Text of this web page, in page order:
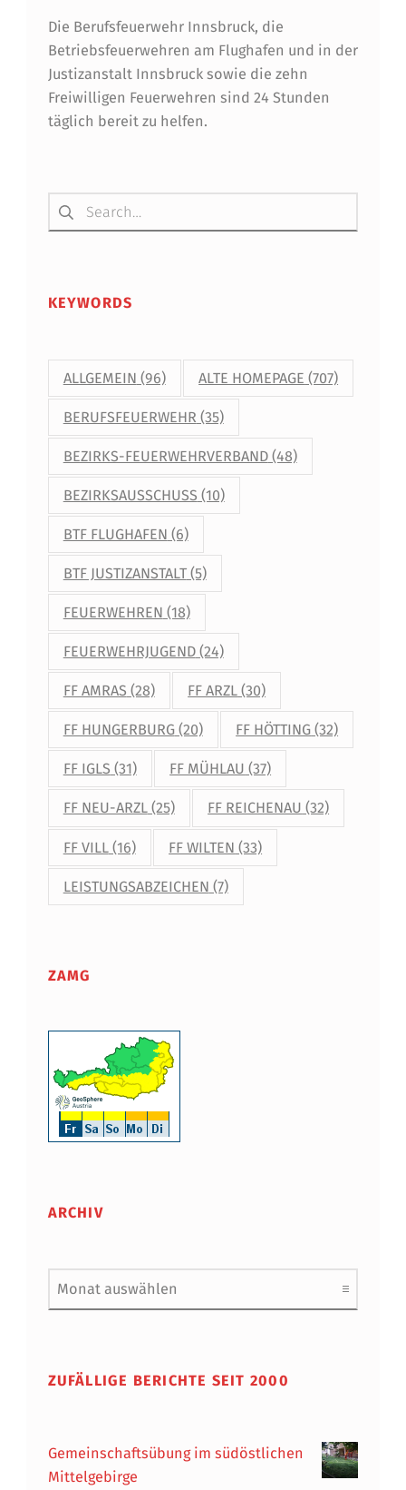
Die Berufsfeuerwehr Innsbruck, die
Betriebsfeuerwehren am Flughafen und in der
Justizanstalt Innsbruck sowie die zehn
Freiwilligen Feuerwehren sind 24 Stunden
täglich bereit zu helfen.
Suchen nach:
KEYWORDS
ALLGEMEIN (96) ALTE HOMEPAGE (707)
BERUFSFEUERWEHR (35)
BEZIRKS-FEUERWEHRVERBAND(48)
BEZIRKSAUSSCHUSS (10)
BTF FLUGHAFEN (6)
BTF JUSTIZANSTALT(5)
FEUERWEHREN (18)
FEUERWEHRJUGEND(24)
FF AMRAS (28) FF ARZL (30)
FF HUNGERBURG(20) FF HÖTTING (32)
FF IGLS (31) FF MÜHLAU (37)
FF NEU-ARZL(25) FF REICHENAU (32)
FF VILL(16) FF WILTEN (33)
LEISTUNGSABZEICHEN (7)
ZAMG
ARCHIV
Archiv
ZUFÄLLIGE BERICHTE SEIT 2000
Gemeinschaftsübung im südöstlichen
Mittelgebirge